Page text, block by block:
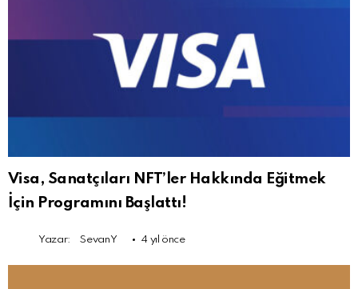
Visa, Sanatçıları NFT’ler Hakkında Eğitmek
İçin Programını Başlattı!
Yazar: SevanY 4 yıl önce